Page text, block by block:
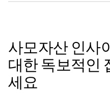
사모자산 인사
대한 독보적인
세요